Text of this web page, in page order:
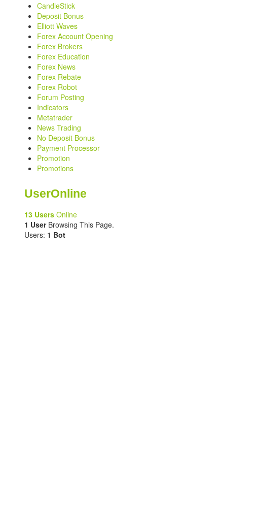
CandleStick
Deposit Bonus
Elliott Waves
Forex Account Opening
Forex Brokers
Forex Education
Forex News
Forex Rebate
Forex Robot
Forum Posting
Indicators
Metatrader
News Trading
No Deposit Bonus
Payment Processor
Promotion
Promotions
UserOnline
13 Users Online
1 UserBrowsing This Page.
Users: 1 Bot